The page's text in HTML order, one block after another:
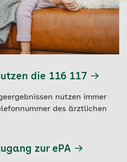
die 116 117
nutzen immer
des ärztlichen
zur ePA